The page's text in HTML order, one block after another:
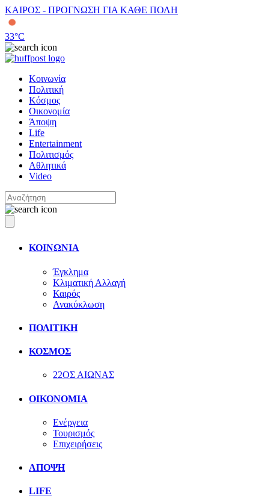
ΚΑΙΡΟΣ - ΠΡΟΓΝΩΣΗ ΓΙΑ ΚΑΘΕ ΠΟΛΗ
33°C
Κοινωνία
Πολιτική
Κόσμος
Οικονομία
Άποψη
Life
Entertainment
Πολιτισμός
Αθλητικά
Video
ΚΟΙΝΩΝΙΑ
Έγκλημα
Κλιματική Αλλαγή
Καιρός
Ανακύκλωση
ΠΟΛΙΤΙΚΗ
ΚΟΣΜΟΣ
22ΟΣ ΑΙΩΝΑΣ
ΟΙΚΟΝΟΜΙΑ
Ενέργεια
Τουρισμός
Επιχειρήσεις
ΑΠΟΨΗ
LIFE